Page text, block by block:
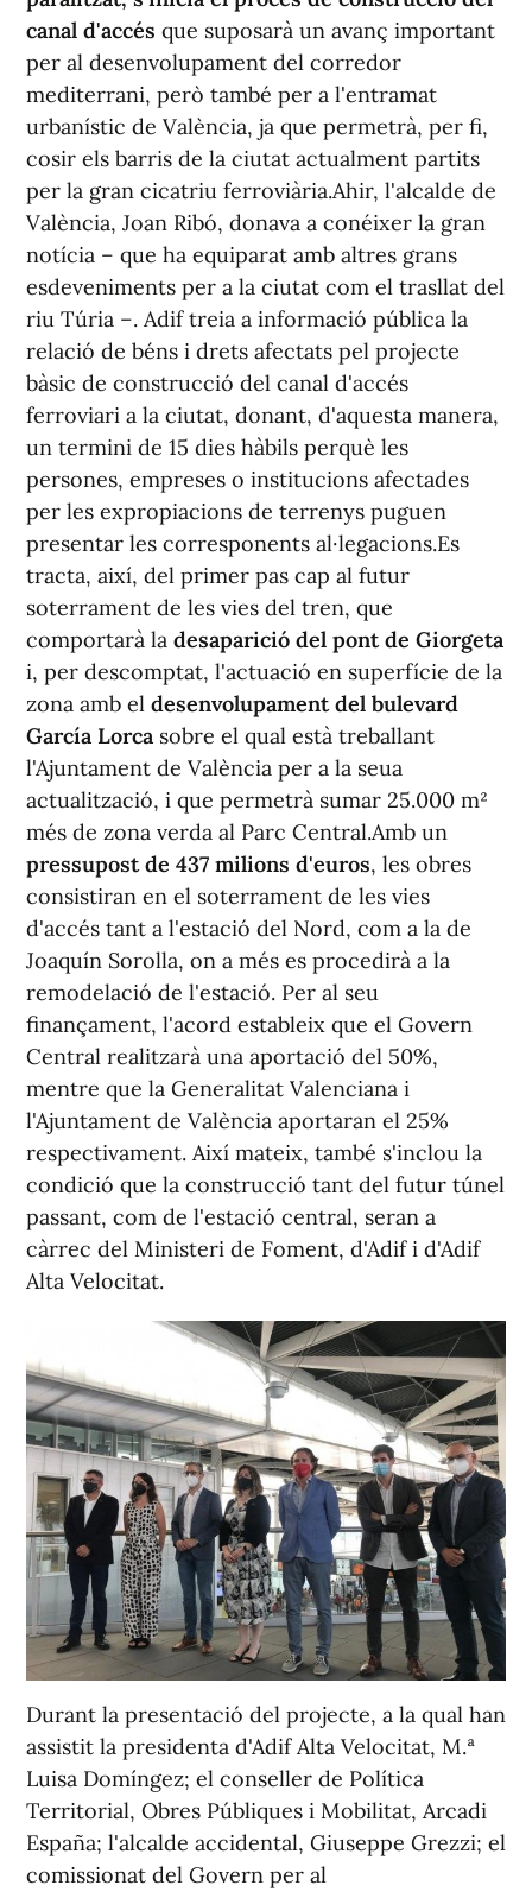
canal d'accés que suposarà un avanç important
per al desenvolupament del corredor
mediterrani, però també per a l'entramat
urbanístic de València, ja que permetrà, per fi,
cosir els barris de la ciutat actualment partits
per la gran cicatriu ferroviària.Ahir, l'alcalde de
València, Joan Ribó, donava a conéixer la gran
notícia – que ha equiparat amb altres grans
esdeveniments per a la ciutat com el trasllat del
riu Túria –. Adif treia a informació pública la
relació de béns i drets afectats pel projecte
bàsic de construcció del canal d'accés
ferroviari a la ciutat, donant, d'aquesta manera,
un termini de 15 dies hàbils perquè les
persones, empreses o institucions afectades
per les expropiacions de terrenys puguen
presentar les corresponents al·legacions.Es
tracta, així, del primer pas cap al futur
soterrament de les vies del tren, que
comportarà la desaparició del pont de Giorgeta
i, per descomptat, l'actuació en superfície de la
zona amb el desenvolupament del bulevard
García Lorca sobre el qual està treballant
l'Ajuntament de València per a la seua
actualització, i que permetrà sumar 25.000 m²
més de zona verda al Parc Central.Amb un
pressupost de 437 milions d'euros, les obres
consistiran en el soterrament de les vies
d'accés tant a l'estació del Nord, com a la de
Joaquín Sorolla, on a més es procedirà a la
remodelació de l'estació. Per al seu
finançament, l'acord estableix que el Govern
Central realitzarà una aportació del 50%,
mentre que la Generalitat Valenciana i
l'Ajuntament de València aportaran el 25%
respectivament. Així mateix, també s'inclou la
condició que la construcció tant del futur túnel
passant, com de l'estació central, seran a
càrrec del Ministeri de Foment, d'Adif i d'Adif
Alta Velocitat.
Durant la presentació del projecte, a la qual han
assistit la presidenta d'Adif Alta Velocitat, M.ª
Luisa Domíngez; el conseller de Política
Territorial, Obres Públiques i Mobilitat, Arcadi
España; l'alcalde accidental, Giuseppe Grezzi; el
comissionat del Govern per al